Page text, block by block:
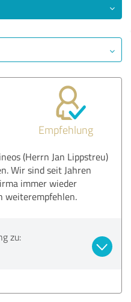
Empfehlung
(Herrn Jan Lippstreu)
Wir sind seit Jahren
immer wieder
weiterempfehlen.
zu: